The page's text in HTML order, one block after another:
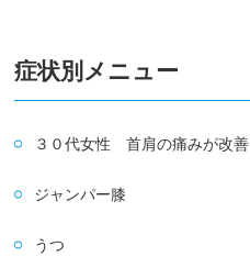
症状別メニュー
３０代女性 首肩の痛みが改善
ジャンパー膝
うつ